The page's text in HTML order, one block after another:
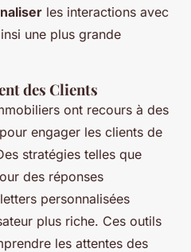
les interactions avec
une plus grande
des Clients
ont recours à des
engager les clients de
stratégies telles que
des réponses
personnalisées
plus riche. Ces outils
les attentes des